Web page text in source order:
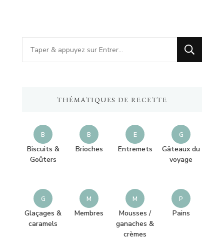
Vous
recherchiez
THÉMATIQUES DE RECETTE
B
Biscuits &
Goûters
B
Brioches
E
Entremets
G
Gâteaux du
voyage
G
Glaçages &
caramels
M
Membres
M
Mousses /
ganaches &
crèmes
P
Pains